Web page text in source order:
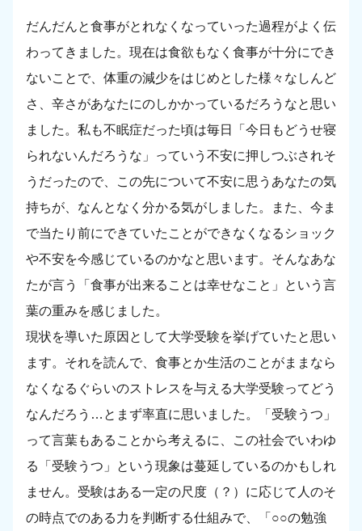
だんだんと食事がとれなくなっていった過程がよく伝
わってきました。現在は食欲もなく食事が十分にでき
ないことで、体重の減少をはじめとした様々なしんど
さ、辛さがあなたにのしかかっているだろうなと思い
ました。私も不眠症だった頃は毎日「今日もどうせ寝
られないんだろうな」っていう不安に押しつぶされそ
うだったので、この先について不安に思うあなたの気
持ちが、なんとなく分かる気がしました。また、今ま
で当たり前にできていたことができなくなるショック
や不安を今感じているのかなと思います。そんなあな
たが言う「食事が出来ることは幸せなこと」という言
葉の重みを感じました。
現状を導いた原因として大学受験を挙げていたと思い
ます。それを読んで、食事とか生活のことがままなら
なくなるぐらいのストレスを与える大学受験ってどう
なんだろう…とまず率直に思いました。「受験うつ」
って言葉もあることから考えるに、この社会でいわゆ
る「受験うつ」という現象は蔓延しているのかもしれ
ません。受験はある一定の尺度（？）に応じて人のそ
の時点でのある力を判断する仕組みで、「○○の勉強